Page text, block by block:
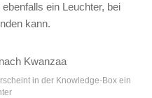
ein Leuchter, bei
kann.
in der Knowledge-Box ein